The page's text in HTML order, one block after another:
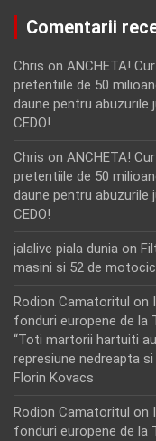
Comentarii
Chris on ANCHETA!
pretentiile de 50
daune pentru
CEDO!
Chris on ANCHETA!
pretentiile de 50
daune pentru
CEDO!
jalalive piala dunia on
masini si 52 de
Rodion Camatoritul on
fonduri europene de la
“Toti martorii hartuiti
represiune nedreapta
Florin Kovacs
Rodion Camatoritul on
fonduri europene de la